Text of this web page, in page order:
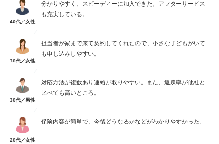
40代／女性
分かりやすく、スピーディーに加入できた。アフターサービス
も充実している。
30代／女性
担当者が家まで来て契約してくれたので、小さな子どもがいて
も申し込みしやすい。
30代／男性
対応方法が複数あり連絡が取りやすい。また、返戻率が他社と
比べても高いところ。
20代／女性
保険内容が簡単で、今後どうなるかなどがわかりやすかった。